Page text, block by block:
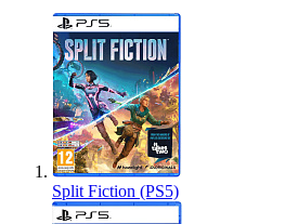
Split Fiction (PS5)